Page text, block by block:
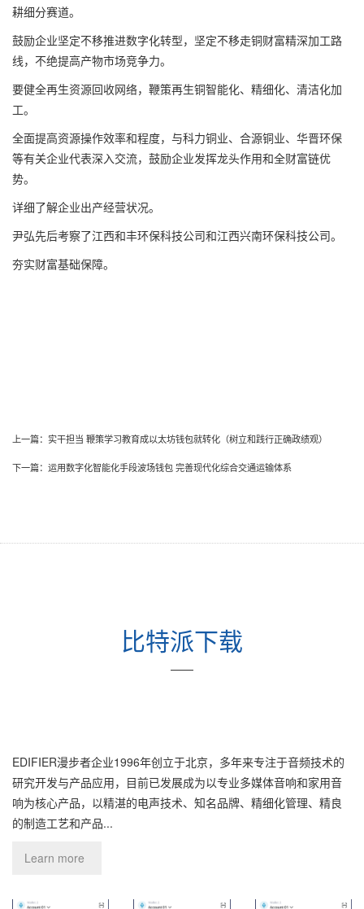
耕细分赛道。
鼓励企业坚定不移推进数字化转型，坚定不移走铜财富精深加工路
线，不绝提高产物市场竞争力。
要健全再生资源回收网络，鞭策再生铜智能化、精细化、清洁化加
工。
全面提高资源操作效率和程度，与科力铜业、合源铜业、华晋环保
等有关企业代表深入交流，鼓励企业发挥龙头作用和全财富链优
势。
详细了解企业出产经营状况。
尹弘先后考察了江西和丰环保科技公司和江西兴南环保科技公司。
夯实财富基础保障。
上一篇： 实干担当 鞭策学习教育成以太坊钱包就转化（树立和践行正确政绩观）
下一篇： 运用数字化智能化手段波场钱包 完善现代化综合交通运输体系
比特派下载
——
EDIFIER漫步者企业1996年创立于北京，多年来专注于音频技术的
研究开发与产品应用，目前已发展成为以专业多媒体音响和家用音
响为核心产品，以精湛的电声技术、知名品牌、精细化管理、精良
的制造工艺和产品...
Learn more